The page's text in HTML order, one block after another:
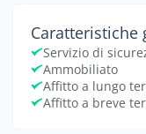
Caratteristiche
Servizio di
Ammobiliato
Affitto a lungo
Affitto a breve